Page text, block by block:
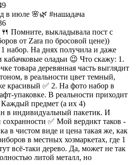
в июле 🌸🌿 #нашадача
Помните, выкладывала пост с
от Zara по бросовой цене))
1 набор. На днях получила и даже
кабачковые оладьи 😉 Что скажу: 1.
товара деревянная часть выглядит
в реальности цвет темный,
красивый ✅ 2. На фото набор в
упаковке. В реальности приходит
предмет (а их 4)
в индивидуальный пакетик. И
сохранности ✅ Мой вердикт таков -
в чистом виде и цена такая же, как
в местных хозмаркетах, где 1
всё-таки дерево. Да, может не так
литой металл, но